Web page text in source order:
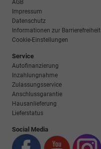
AGB
Impressum
Datenschutz
Informationen zur Barrierefreiheit
Cookie-Einstellungen
Service
Autofinanzierung
Inzahlungnahme
Zulassungsservice
Anschlussgarantie
Hausanlieferung
Lieferstatus
Social Media